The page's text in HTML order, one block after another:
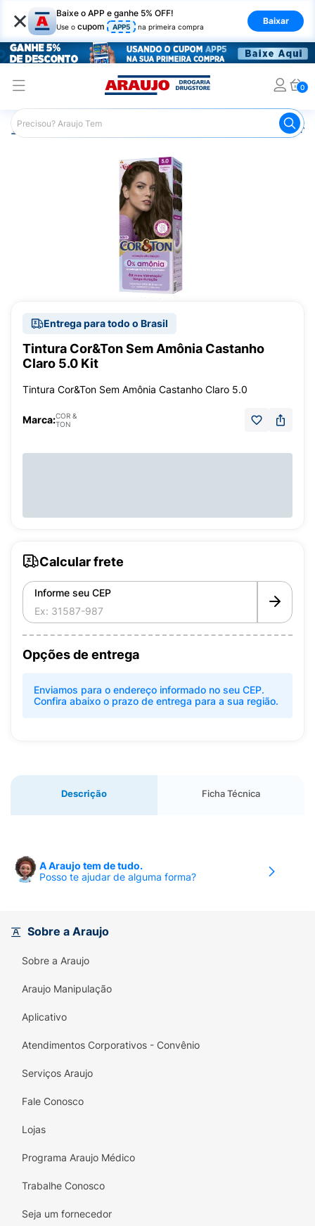
× Baixe o APP e ganhe 5% OFF!
Use o cupom APP5 na primeira compra
Baixar
0
Araujo Cabelo Tintura Cor&Ton
Entrega para todo o Brasil
Tintura Cor&Ton Sem Amônia Castanho
Claro 5.0 Kit
Tintura Cor&Ton Sem Amônia Castanho Claro 5.0
Marca:COR &
TON
Calcular frete
Informe seu CEP
Opções de entrega
Enviamos para o endereço informado no seu CEP.
Confira abaixo o prazo de entrega para a sua região.
Descrição Ficha Técnica
A Araujo tem de tudo.
Posso te ajudar de alguma forma?
Sobre a Araujo
Sobre a Araujo
Araujo Manipulação
Aplicativo
Atendimentos Corporativos - Convênio
Serviços Araujo
Fale Conosco
Lojas
Programa Araujo Médico
Trabalhe Conosco
Seja um fornecedor